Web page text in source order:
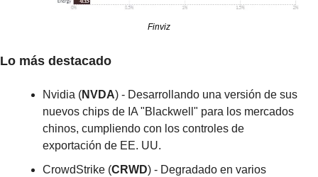
Finviz
Lo más destacado
Nvidia (NVDA) - Desarrollando una versión de sus
nuevos chips de IA "Blackwell" para los mercados
chinos, cumpliendo con los controles de
exportación de EE. UU.
CrowdStrike (CRWD) - Degradado en varios